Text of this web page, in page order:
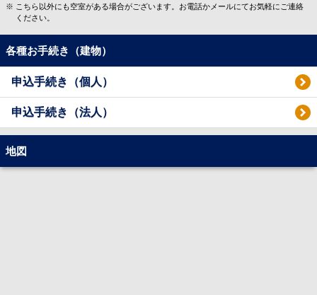
こちら以外にも空室がある場合がございます。お電話かメールにてお気軽にご連絡
ください。
各種お手続き（建物）
申込手続き（個人）
申込手続き（法人）
地図